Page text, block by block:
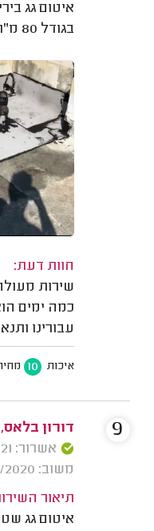
איטום גג
בגודל 80 מ"ר.
חוות דעת:
שירות
כמה ימים
עבורינו
איכות 10
דורון בלאס,
אשרור: 06/06/2021
משוב: 29/09/2020
תיאור
9